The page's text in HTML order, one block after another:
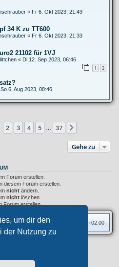
um dir den
der Nutzung zu
« Fr 6. Okt 2023, 21:49
34 K zu TT600
« Fr 6. Okt 2023, 21:33
21102 für 1VJ
« Di 12. Sep 2023, 06:46
1 2
So 6. Aug 2023, 08:46
1von 37
2 3 4 5 37
Gehe zu
Forum erstellen.
diesem Forum erstellen.
nicht ändern.
nicht löschen.
Forum erstellen.
Alle Zeiten sind UTC+02:00
©